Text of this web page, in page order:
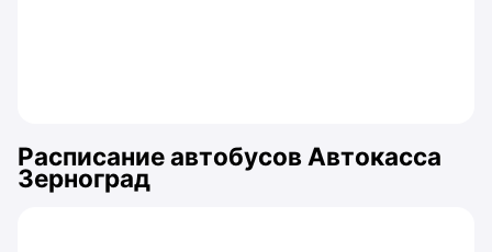
Расписание автобусов Автокасса
Зерноград